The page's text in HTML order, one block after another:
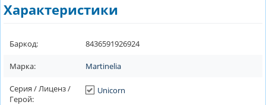
Характеристики
Баркод: 8436591926924
Марка: Martinelia
Серия / Лиценз /
Герой:
Unicorn